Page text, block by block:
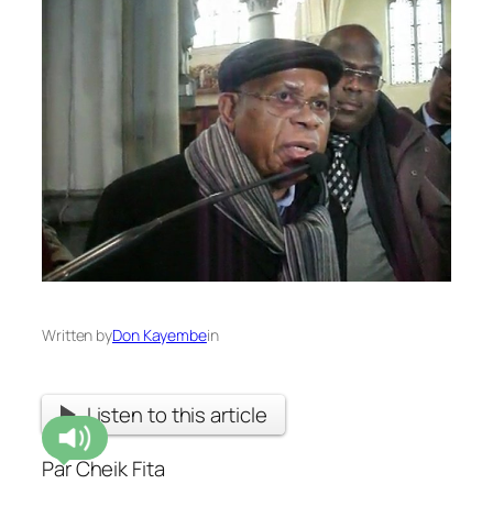
Written byDon Kayembein
Listen to this article
Par Cheik Fita